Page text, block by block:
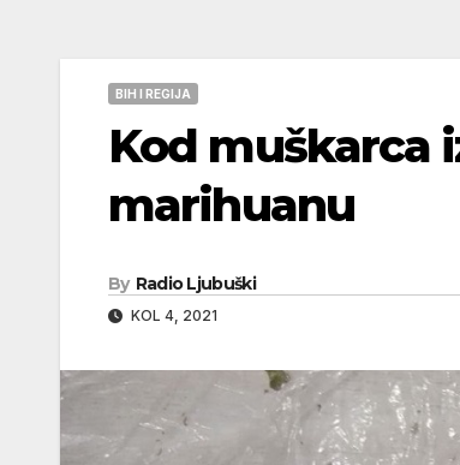
BIH I REGIJA
Kod muškarca
marihuanu
By Radio Ljubuški
KOL 4, 2021